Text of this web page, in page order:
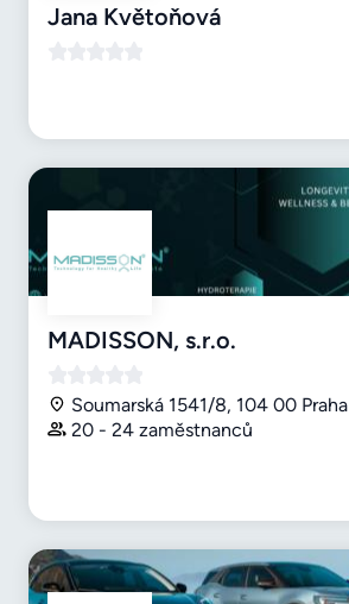
Jana Květoňová
MADISSON, s.r.o.
Soumarská 1541/8, 104 00 Praha
20 - 24 zaměstnanců